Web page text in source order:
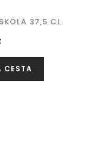
37,5 CL.
CESTA